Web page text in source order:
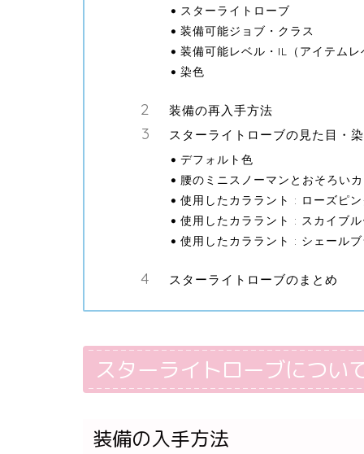
スターライトローブ
装備可能ジョブ・クラス
装備可能レベル・IL（アイテムレ
染色
装備の再入手方法
スターライトローブの見た目・
デフォルト色
腰のミニスノーマンとおそろい
使用したカララント : ローズピ
使用したカララント : スカイブ
使用したカララント : シェール
スターライトローブのまとめ
スターライトローブについ
装備の入手方法